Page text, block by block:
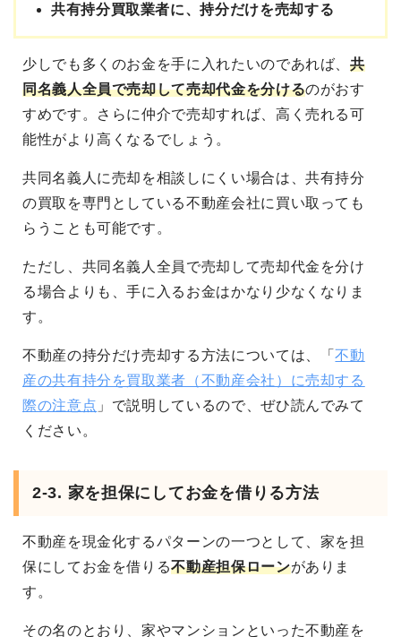
共有持分買取業者に、持分だけを売却する
少しでも多くのお金を手に入れたいのであれば、共
同名義人全員で売却して売却代金を分けるのがおす
すめです。さらに仲介で売却すれば、高く売れる可
能性がより高くなるでしょう。
共同名義人に売却を相談しにくい場合は、共有持分
の買取を専門としている不動産会社に買い取っても
らうことも可能です。
ただし、共同名義人全員で売却して売却代金を分け
る場合よりも、手に入るお金はかなり少なくなりま
す。
不動産の持分だけ売却する方法については、「不動
産の共有持分を買取業者（不動産会社）に売却する
際の注意点 」で説明しているので、ぜひ読んでみて
ください。
2-3. 家を担保にしてお金を借りる方法
不動産を現金化するパターンの一つとして、家を担
保にしてお金を借りる不動産担保ローンがありま
す。
その名のとおり、家やマンションといった不動産を